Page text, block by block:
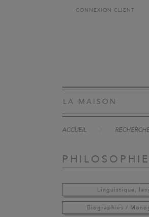
CONNEXION CLIENT
LA MAISON
ACCUEIL
Linguistique,
Biographies /